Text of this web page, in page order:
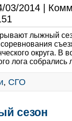
03/2014 |
лыжный
округа. В
лога
, СГО
сезон